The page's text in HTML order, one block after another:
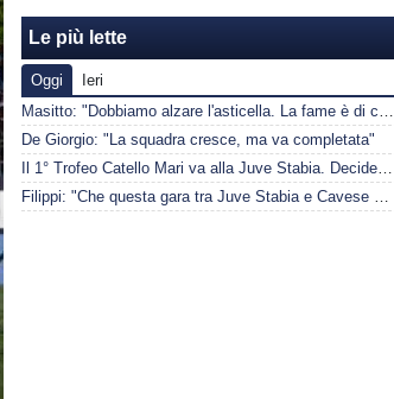
Le più lette
Oggi
Ieri
Masitto: "Dobbiamo alzare l'asticella. La fame è di chi vuole vincere"
De Giorgio: "La squadra cresce, ma va completata"
Il 1° Trofeo Catello Mari va alla Juve Stabia. Decide una rete di Sandrucci
Filippi: "Che questa gara tra Juve Stabia e Cavese possa essere un spot per il futuro"